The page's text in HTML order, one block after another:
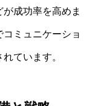
成功率を高めま
ミュニケーショ
ています。